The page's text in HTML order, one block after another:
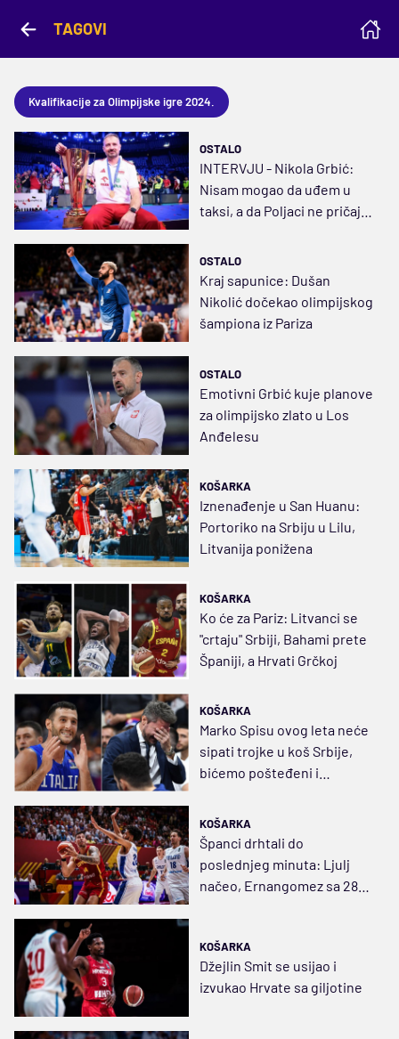
TAGOVI
Kvalifikacije za Olimpijske igre 2024.
OSTALO
INTERVJU - Nikola Grbić:
Nisam mogao da uđem u
taksi, a da Poljaci ne pričaju
OSTALO
Kraj sapunice: Dušan
Nikolić dočekao olimpijskog
šampiona iz Pariza
OSTALO
Emotivni Grbić kuje planove
za olimpijsko zlato u Los
Anđelesu
KOŠARKA
Iznenađenje u San Huanu:
Portoriko na Srbiju u Lilu,
Litvanija ponižena
KOŠARKA
Ko će za Pariz: Litvanci se
"crtaju" Srbiji, Bahami prete
Španiji, a Hrvati Grčkoj
KOŠARKA
Marko Spisu ovog leta neće
sipati trojke u koš Srbije,
bićemo pošteđeni i
KOŠARKA
Španci drhtali do
poslednjeg minuta: Ljulj
načeo, Ernangomez sa 28
KOŠARKA
Džejlin Smit se usijao i
izvukao Hrvate sa giljotine